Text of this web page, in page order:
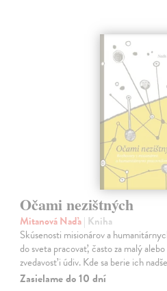
Očami nezištných
Mitanová Naďa| Kniha
Skúsenosti misionárov a
do sveta pracovať, často za malý
zvedavosť i údiv. Kde sa berie ich
Zasielame do 10 dní